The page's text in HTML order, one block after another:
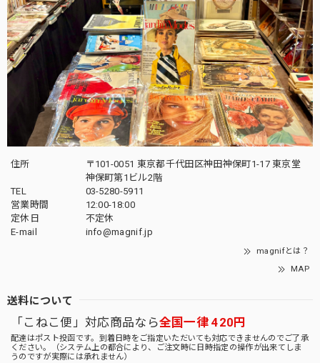
住所
〒101-0051 東京都千代田区神田神保町1-17 東京堂
神保町第1ビル2階
TEL
03-5280-5911
営業時間
12:00-18:00
定休日
不定休
E-mail
info@magnif.jp
magnifとは？
MAP
送料について
「こねこ便」対応商品なら全国一律 420円
配達はポスト投函です。到着日時をご指定いただいても対応できませんのでご了承
ください。（システム上の都合により、ご注文時に日時指定の操作が出来てしま
うのですが実際には承れません）